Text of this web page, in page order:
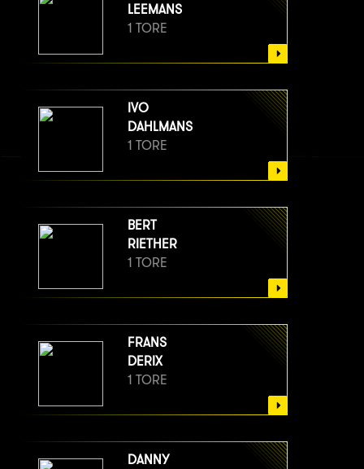
LEEMANS
1 TORE
IVO
DAHLMANS
1 TORE
BERT
RIETHER
1 TORE
FRANS
DERIX
1 TORE
DANNY